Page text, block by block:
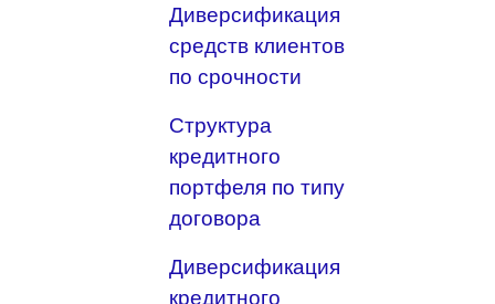
Диверсификация
средств клиентов
по срочности
Структура
кредитного
портфеля по типу
договора
Диверсификация
кредитного